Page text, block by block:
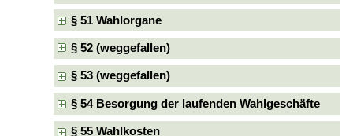
§ 51 Wahlorgane
§ 52 (weggefallen)
§ 53 (weggefallen)
§ 54 Besorgung der laufenden Wahlgeschäfte
§ 55 Wahlkosten